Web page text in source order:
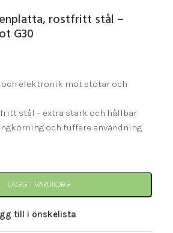
rostfritt stål –
G30
elektronik mot stötar och
stål – extra stark och hållbar
och tuffare användning
LÄGG I VARUKORG
till i önskelista